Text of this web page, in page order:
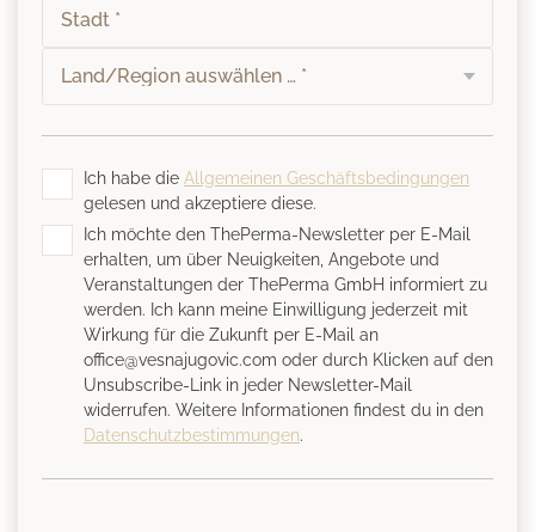
Ich habe die Allgemeinen Geschäftsbedingungen
gelesen und akzeptiere diese.
Ich möchte den ThePerma-Newsletter per E-Mail
erhalten, um über Neuigkeiten, Angebote und
Veranstaltungen der ThePerma GmbH informiert zu
werden. Ich kann meine Einwilligung jederzeit mit
Wirkung für die Zukunft per E-Mail an
office@vesnajugovic.com oder durch Klicken auf den
Unsubscribe-Link in jeder Newsletter-Mail
widerrufen. Weitere Informationen findest du in den
Datenschutzbestimmungen.